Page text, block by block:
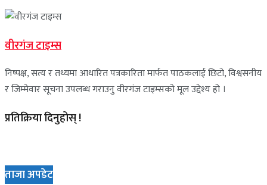
वीरगंज टाइम्स
निष्पक्ष, सत्य र तथ्यमा आधारित पत्रकारिता मार्फत पाठकलाई छिटो, विश्वसनीय
र जिम्मेवार सूचना उपलब्ध गराउनु वीरगंज टाइम्सको मूल उद्देश्य हो ।
प्रतिक्रिया दिनुहोस् !
ताजा अपडेट